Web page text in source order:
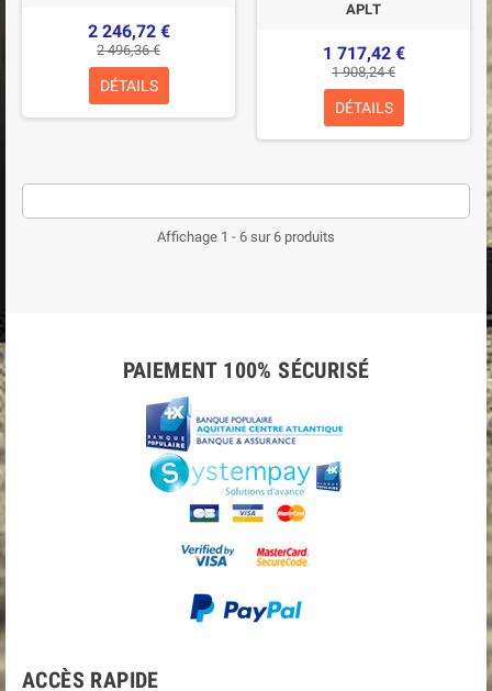
2 246,72 €
2 496,36 €
DÉTAILS
APLT
1 717,42 €
1 908,24 €
DÉTAILS
Affichage 1 - 6 sur 6 produits
PAIEMENT 100% SÉCURISÉ
ACCÈS RAPIDE